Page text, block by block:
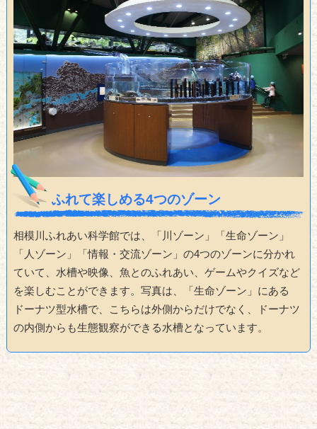
ふれて楽しめる4つのゾーン
相模川ふれあい科学館では、「川ゾーン」「生命ゾーン」
「人ゾーン」「情報・交流ゾーン」の4つのゾーンに分かれ
ていて、水槽や映像、魚とのふれあい、ゲームやクイズなど
を楽しむことができます。写真は、「生命ゾーン」にある
ドーナツ型水槽で、こちらは外側からだけでなく、ドーナツ
の内側からも生態観察ができる水槽となっています。